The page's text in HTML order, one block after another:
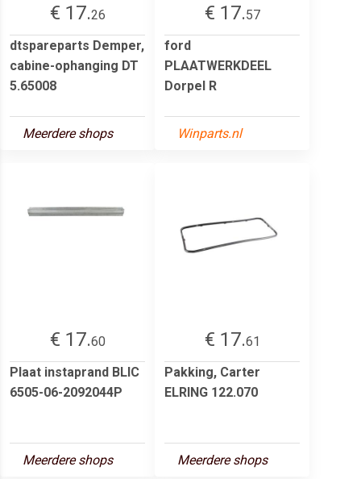
€ 17.26
dtspareparts Demper,
cabine-ophanging DT
5.65008
Meerdere shops
€ 17.57
ford
PLAATWERKDEEL
Dorpel R
Winparts.nl
€ 17.60
Plaat instaprand BLIC
6505-06-2092044P
Meerdere shops
€ 17.61
Pakking, Carter
ELRING 122.070
Meerdere shops